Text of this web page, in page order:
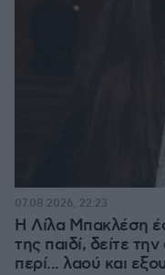
Η Λίλα Μπακλέση
της παιδί, δείτε
περί... λαού και
07.08.2026, 22:23